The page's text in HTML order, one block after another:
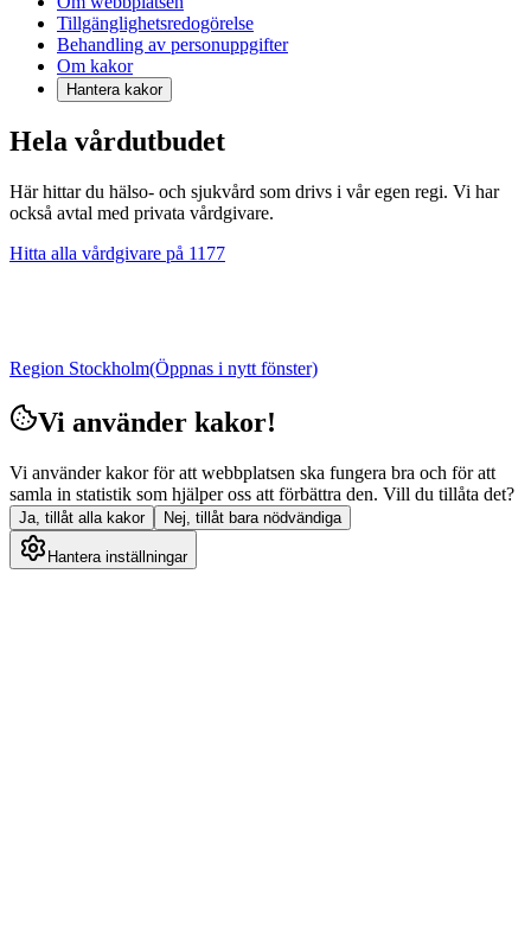
Tillgänglighetsredogörelse
Behandling av personuppgifter
Om kakor
Hantera kakor
Hela vårdutbudet
Här hittar du hälso- och sjukvård som drivs i vår egen regi. Vi har
också avtal med privata vårdgivare.
Hitta alla vårdgivare på 1177
Region Stockholm(Öppnas i nytt fönster)
Vi använder kakor!
Vi använder kakor för att webbplatsen ska fungera bra och för att
samla in statistik som hjälper oss att förbättra den. Vill du tillåta det?
Ja, tillåt alla kakor Nej, tillåt bara nödvändiga
Hantera inställningar